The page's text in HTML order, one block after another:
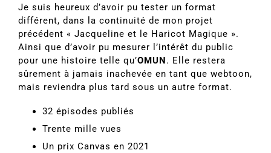
Je suis heureux d’avoir pu tester un format
différent, dans la continuité de mon projet
précédent « Jacqueline et le Haricot Magique ».
Ainsi que d’avoir pu mesurer l’intérêt du public
pour une histoire telle qu’OMUN. Elle restera
sûrement à jamais inachevée en tant que webtoon,
mais reviendra plus tard sous un autre format.
32 épisodes publiés
Trente mille vues
Un prix Canvas en 2021